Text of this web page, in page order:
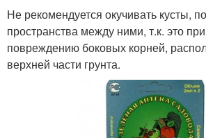
Не рекомендуется окучивать кусты,
пространства между ними, т.к. это
повреждению боковых корней,
верхней части грунта.